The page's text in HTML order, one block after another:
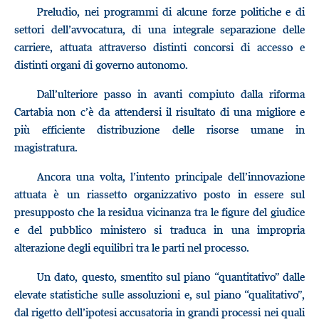
Preludio, nei programmi di alcune forze politiche e di
settori dell’avvocatura, di una integrale separazione delle
carriere, attuata attraverso distinti concorsi di accesso e
distinti organi di governo autonomo.
Dall’ulteriore passo in avanti compiuto dalla riforma
Cartabia non c’è da attendersi il risultato di una migliore e
più efficiente distribuzione delle risorse umane in
magistratura.
Ancora una volta, l’intento principale dell’innovazione
attuata è un riassetto organizzativo posto in essere sul
presupposto che la residua vicinanza tra le figure del giudice
e del pubblico ministero si traduca in una impropria
alterazione degli equilibri tra le parti nel processo.
Un dato, questo, smentito sul piano “quantitativo” dalle
elevate statistiche sulle assoluzioni e, sul piano “qualitativo”,
dal rigetto dell’ipotesi accusatoria in grandi processi nei quali